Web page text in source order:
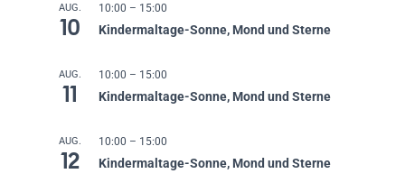
AUG.
10
10:00 – 15:00
Kindermaltage-Sonne, Mond und Sterne
AUG.
11
10:00 – 15:00
Kindermaltage-Sonne, Mond und Sterne
AUG.
12
10:00 – 15:00
Kindermaltage-Sonne, Mond und Sterne